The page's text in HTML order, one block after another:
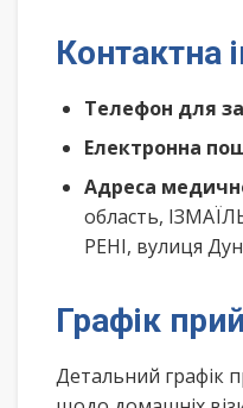
Контактна
Телефон для
Електронна
Адреса
область,
РЕНІ, вулиця
Графік
Детальний графік